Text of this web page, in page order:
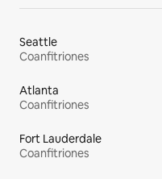
Seattle
Coanfitriones
Atlanta
Coanfitriones
Fort Lauderdale
Coanfitriones